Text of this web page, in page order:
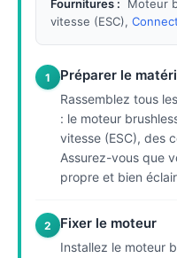
Fournitures :
Moteur
vitesse (ESC),
1 Préparer le
Rassemblez tous
: le moteur
vitesse (ESC), des
Assurez-vous que
propre et bien
2 Fixer le moteur
Installez le moteur